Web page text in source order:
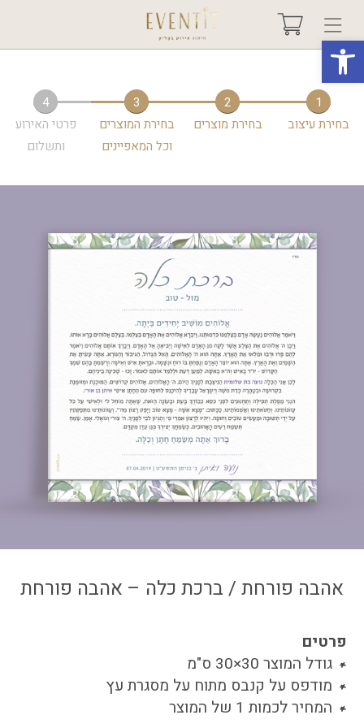
פתח סרגל נגישות
בחר אירוע +
שאלות ותשובות
מיוחדים
צור קשר
1
בחירת עיצוב
2
בחירת מוצרים
3
בחירת המוצרים
וכל המאפיינים
4
פרטי האירוע
ותשלום
אהבה פורחת / ברכת כלה – אהבה פורחת
פרטים
גודל המוצר 30×30 ס"מ
מודפס על קנבס מתוח על מסגרת עץ
המחיר לכמות 1 של המוצר